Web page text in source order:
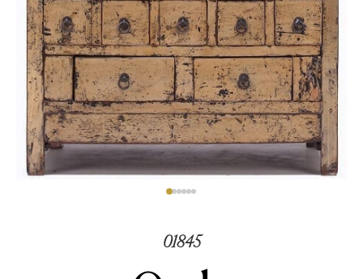
01845